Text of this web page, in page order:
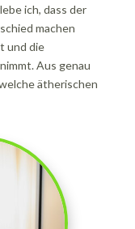
ich, dass der
machen
und die
Aus genau
ätherischen